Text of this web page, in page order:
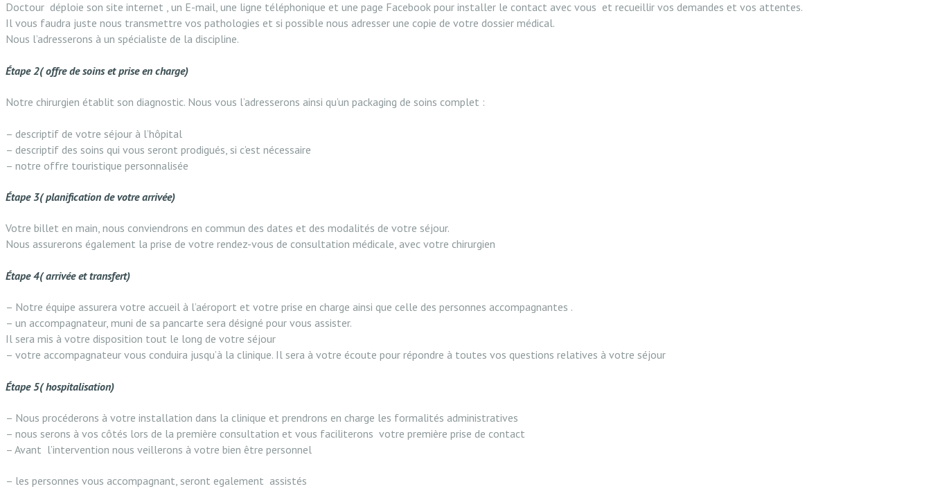
Doctour déploie son site internet , un E-mail, une ligne téléphonique et une page Facebook pour installer le contact avec vous et recueillir vos demandes et vos attentes.
Il vous faudra juste nous transmettre vos pathologies et si possible nous adresser une copie de votre dossier médical.
Nous l’adresserons à un spécialiste de la discipline.
Étape 2( offre de soins et prise en charge)
Notre chirurgien établit son diagnostic. Nous vous l’adresserons ainsi qu’un packaging de soins complet :
– descriptif de votre séjour à l’hôpital
– descriptif des soins qui vous seront prodigués, si c’est nécessaire
– notre offre touristique personnalisée
Étape 3( planification de votre arrivée)
Votre billet en main, nous conviendrons en commun des dates et des modalités de votre séjour.
Nous assurerons également la prise de votre rendez-vous de consultation médicale, avec votre chirurgien
Étape 4( arrivée et transfert)
– Notre équipe assurera votre accueil à l’aéroport et votre prise en charge ainsi que celle des personnes accompagnantes .
– un accompagnateur, muni de sa pancarte sera désigné pour vous assister.
Il sera mis à votre disposition tout le long de votre séjour
– votre accompagnateur vous conduira jusqu’à la clinique. Il sera à votre écoute pour répondre à toutes vos questions relatives à votre séjour
Étape 5( hospitalisation)
– Nous procéderons à votre installation dans la clinique et prendrons en charge les formalités administratives
– nous serons à vos côtés lors de la première consultation et vous faciliterons votre première prise de contact
– Avant l’intervention nous veillerons à votre bien être personnel
– les personnes vous accompagnant, seront egalement assistés